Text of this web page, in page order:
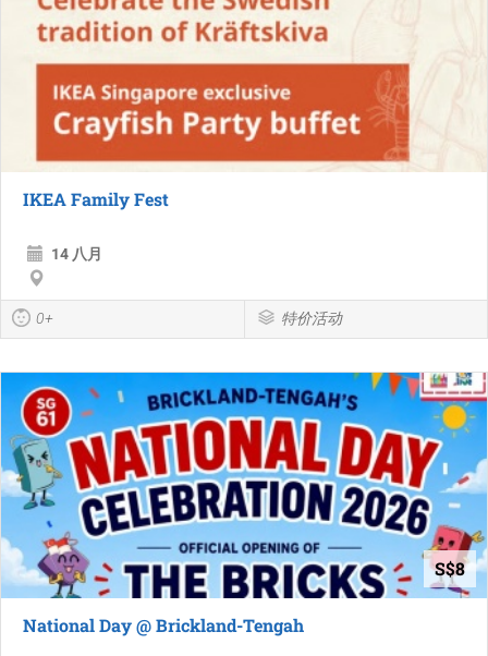
IKEA Family Fest
14 八月
0+ 特价活动
S$8
National Day @ Brickland-Tengah